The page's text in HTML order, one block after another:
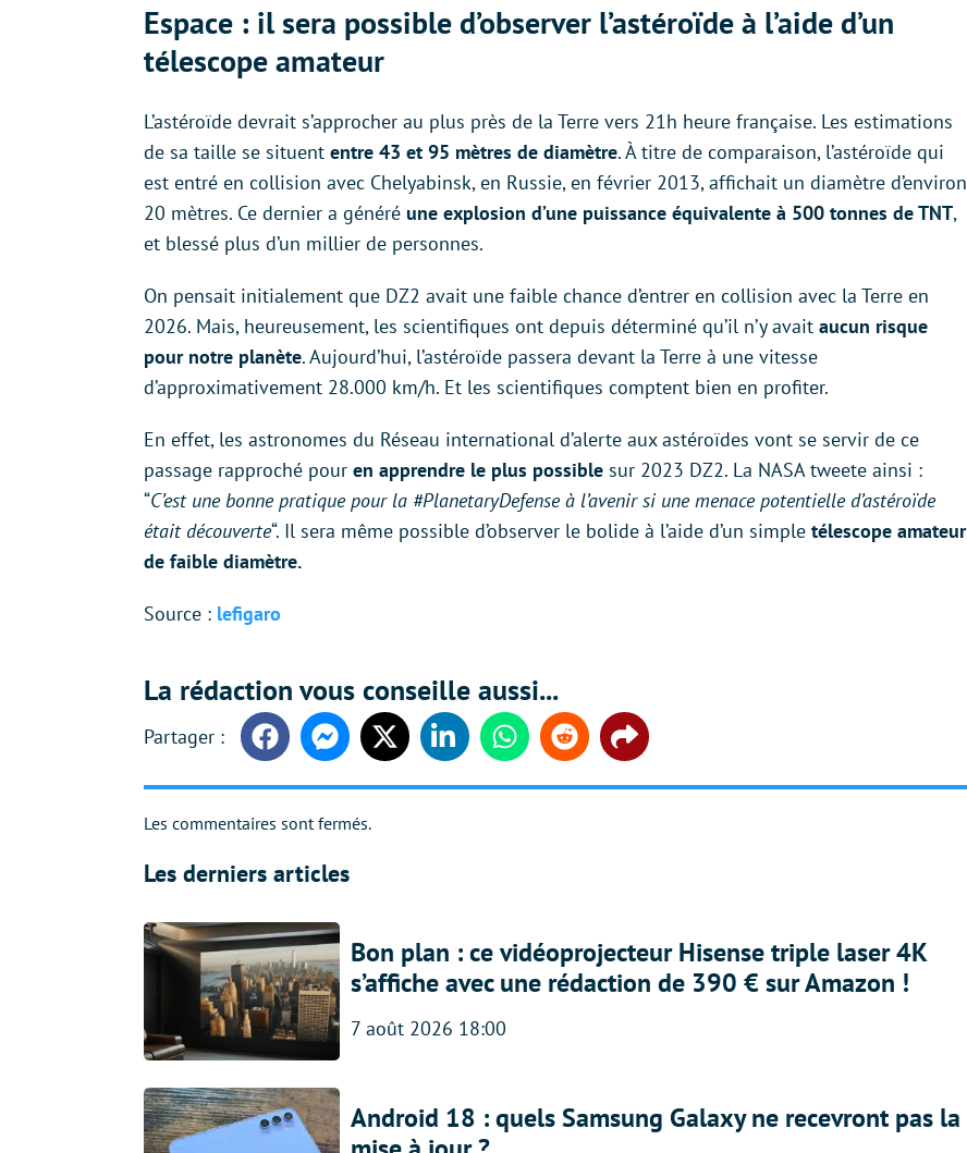
Espace : il sera possible d’observer l’astéroïde à l’aide d’un
télescope amateur
L’astéroïde devrait s’approcher au plus près de la Terre vers 21h heure française. Les estimations
de sa taille se situent entre 43 et 95 mètres de diamètre. À titre de comparaison, l’astéroïde qui
est entré en collision avec Chelyabinsk, en Russie, en février 2013, affichait un diamètre d’environ
20 mètres. Ce dernier a généré une explosion d’une puissance équivalente à 500 tonnes de TNT,
et blessé plus d’un millier de personnes.
On pensait initialement que DZ2 avait une faible chance d’entrer en collision avec la Terre en
2026. Mais, heureusement, les scientifiques ont depuis déterminé qu’il n’y avait aucun risque
pour notre planète. Aujourd’hui, l’astéroïde passera devant la Terre à une vitesse
d’approximativement 28.000 km/h. Et les scientifiques comptent bien en profiter.
En effet, les astronomes du Réseau international d’alerte aux astéroïdes vont se servir de ce
passage rapproché pour en apprendre le plus possible sur 2023 DZ2. La NASA tweete ainsi :
“C’est une bonne pratique pour la #PlanetaryDefense à l’avenir si une menace potentielle d’astéroïde
était découverte“. Il sera même possible d’observer le bolide à l’aide d’un simple télescope amateur
de faible diamètre.
Source : lefigaro
La rédaction vous conseille aussi...
FacebookMessengerTwitter LinkedinWhatsappReddit Share
Les commentaires sont fermés.
Les derniers articles
Bon plan : ce vidéoprojecteur Hisense triple laser 4K
s’affiche avec une rédaction de 390 € sur Amazon !
7 août 2026 18:00
Android 18 : quels Samsung Galaxy ne recevront pas la